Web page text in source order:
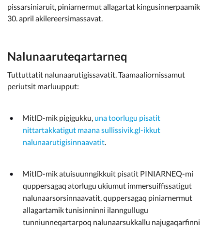
pissarsiniaruit, piniarnermut allagartat kingusinnerpaamik
30. april akilereersimassavat.
Nalunaaruteqartarneq
Tuttuttatit nalunaarutigissavatit. Taamaaliornissamut
periutsit marluupput:
MitID-mik pigigukku, una toorlugu pisatit
nittartakkatigut maana sullissivik.gl-ikkut
nalunaarutigisinnaavatit.
MitID-mik atuisuunngikkuit pisatit PINIARNEQ-mi
quppersagaq atorlugu ukiumut immersuiffissatigut
nalunaarsorsinnaavatit, quppersagaq piniarnermut
allagartamik tunisinninni ilanngullugu
tunniunneqartarpoq nalunaarsukkallu najugaqarfinni